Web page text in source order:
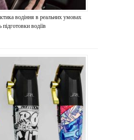
водіння в реальних умовах
підготовки водіїв